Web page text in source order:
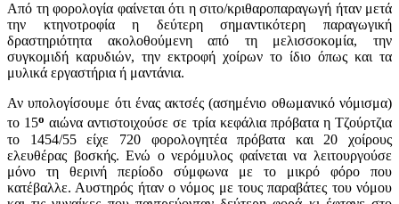
Από τη φορολογία φαίνεται ότι η σιτο/κριθαροπαραγωγή ήταν μετά
την κτηνοτροφία η δεύτερη σημαντικότερη παραγωγική
δραστηριότητα ακολοθούμενη από τη μελισσοκομία, την
συγκομιδή καρυδιών, την εκτροφή χοίρων το ίδιο όπως και τα
μυλικά εργαστήρια ή μαντάνια.
Αν υπολογίσουμε ότι ένας ακτσές (ασημένιο οθωμανικό νόμισμα)
το 15ο αιώνα αντιστοιχούσε σε τρία κεφάλια πρόβατα η Τζούρτζια
το 1454/55 είχε 720 φορολογητέα πρόβατα και 20 χοίρους
ελευθέρας βοσκής. Ενώ ο νερόμυλος φαίνεται να λειτουργούσε
μόνο τη θερινή περίοδο σύμφωνα με το μικρό φόρο που
κατέβαλλε. Αυστηρός ήταν ο νόμος με τους παραβάτες του νόμου